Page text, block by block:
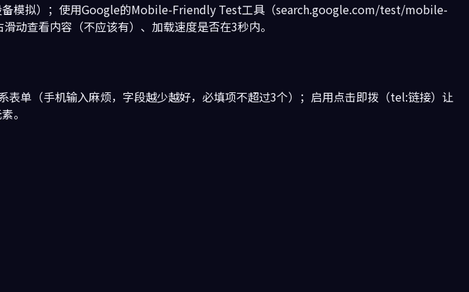
模拟）；使用Google的Mobile-Friendly Test工具（search.google.com/test/mobile-
动查看内容（不应该有）、加载速度是否在3秒内。
单（手机输入麻烦，字段越少越好，必填项不超过3个）；启用点击即拨（tel:链接）让
。